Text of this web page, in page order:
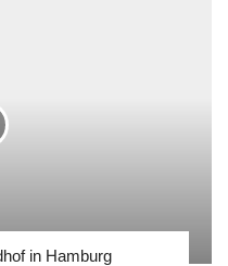
in Hamburg